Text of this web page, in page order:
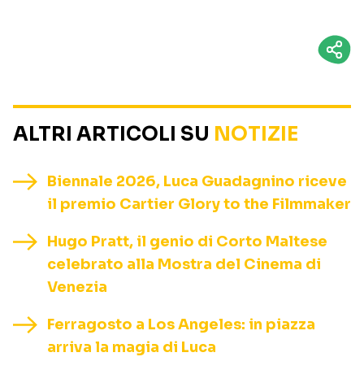
ALTRI ARTICOLI SU NOTIZIE
Biennale 2026, Luca Guadagnino riceve
il premio Cartier Glory to the Filmmaker
Hugo Pratt, il genio di Corto Maltese
celebrato alla Mostra del Cinema di
Venezia
Ferragosto a Los Angeles: in piazza
arriva la magia di Luca